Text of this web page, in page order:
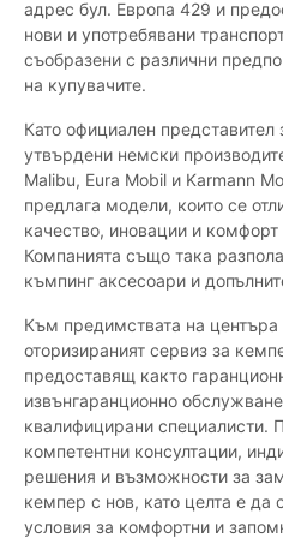
адрес бул. Европа 429 и
нови и употребявани
съобразени с различни
на купувачите.
Като официален представител
утвърдени немски
Malibu, Eura Mobil и Karmann
предлага модели, които се
качество, иновации и комфорт
Компанията също така
къмпинг аксесоари и
Към предимствата на
оторизираният сервиз за
предоставящ както
извънгаранционно
квалифицирани специалисти.
компетентни консултации,
решения и възможности за
кемпер с нов, като целта е да
условия за комфортни и